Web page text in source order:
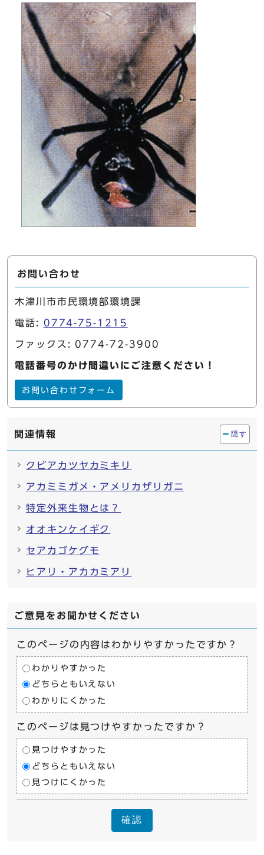
お問い合わせ
木津川市市民環境部環境課
電話: 0774-75-1215
ファックス: 0774-72-3900
電話番号のかけ間違いにご注意ください！
お問い合わせフォーム
関連情報 隠す
クビアカツヤカミキリ
アカミミガメ・アメリカザリガニ
特定外来生物とは？
オオキンケイギク
セアカゴケグモ
ヒアリ・アカカミアリ
ご意見をお聞かせください
このページの内容はわかりやすかったですか？
わかりやすかった
どちらともいえない
わかりにくかった
このページは見つけやすかったですか？
見つけやすかった
どちらともいえない
見つけにくかった
確認